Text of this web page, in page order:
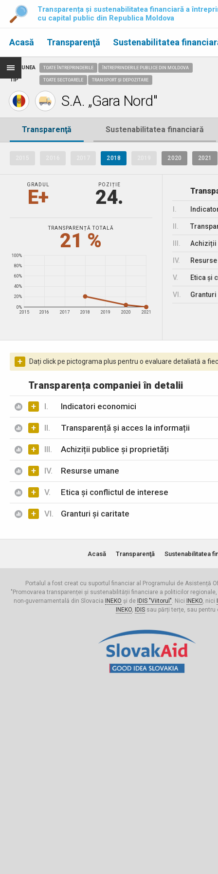
Transparența și sustenabilitatea financiară a
cu capital public din Republica Moldova
Acasă Transparenţă Sustenabilitatea
REGIUNEA
TIP
TOATE ÎNTREPRINDERILE ÎNTREPRINDERILE PUBLICE DIN MOLDOVA
TOATE SECTOARELE TRANSPORT ȘI DEPOZITARE
S.A. „Gara Nord"
Transparenţă Sustenabilitatea financiară
2018 2020 2021
GRADUL
E+
POZIȚIE
24.
TRANSPARENȚĂ TOTALĂ
21 %
2015 2016 2017 2018 2019 2020 2021
0%
20%
40%
60%
80%
100%
Achiziții
IV.
V. Etica și
VI.
+ Dați click pe pictograma plus pentru o evaluare detaliată a
Transparența companiei în detalii
+ I. Indicatori economici
+ II. Transparență și acces la informații
+ III. Achiziții publice și proprietăți
+ IV. Resurse umane
+ V. Etica și conflictul de interese
+ VI. Granturi și caritate
Acasă Transparenţă Sustenabilitatea
Portalul a fost creat cu suportul financiar al Programului de Asistență
"Promovarea transparenței și sustenabilității financiare a politicilor
non-guvernamentală din Slovacia
INEKO și de IDIS "Viitorul". Nici INEKO, nici
INEKO, IDISsau părți terțe, sau pentru